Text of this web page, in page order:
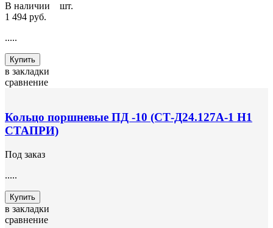
В наличии
шт.
1 494 руб.
.....
Купить
в закладки
сравнение
Кольцо поршневые ПД -10 (СТ-Д24.127А-1 Н1
СТАПРИ)
Под заказ
.....
Купить
в закладки
сравнение